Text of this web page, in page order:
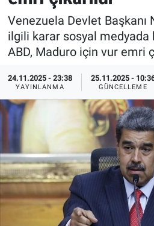
Venezuela Devlet Başkanı
ilgili karar sosyal medyada
ABD, Maduro için vur emri
24.11.2025 - 23:38
YAYINLANMA
25.11.2025 -
GÜNCELLEME
Ekonomi
Trend
Yazarlar
Spor
Ekonomi
Medya
Özel Haberler
Kadın
Erişim Bilgileri
Sağlık
Tüm Manşetler
Son Dakika Haberleri